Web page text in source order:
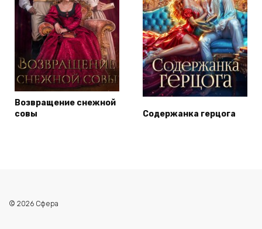
Возвращение снежной
совы
Содержанка герцога
© 2026 Сфера